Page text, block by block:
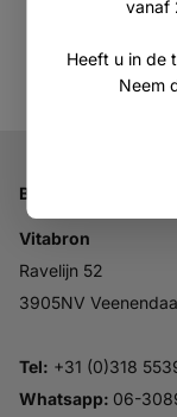
vanaf
Heeft u in de
Neem
Bedrijfsgegevens
Vitabron
Ravelijn 52
3905NV
Tel: +31 (0)318
Whatsapp: 06-